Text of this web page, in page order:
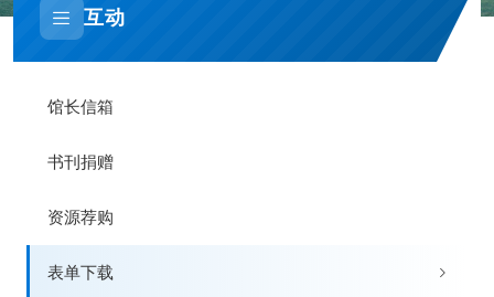
互动
馆长信箱
书刊捐赠
资源荐购
表单下载